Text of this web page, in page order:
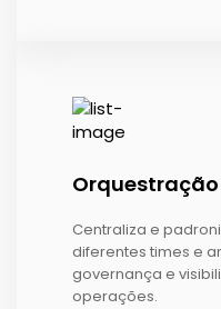
Centraliza e
diferentes times e
governança e
operações.